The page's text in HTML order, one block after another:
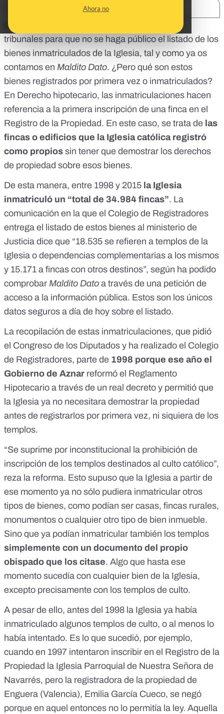
Ahora no
El Ministerio de Justicia ha recurrido ante los
tribunales para que no se haga público el listado de los
bienes inmatriculados de la Iglesia, tal y como ya os
contamos en Maldito Dato. ¿Pero qué son estos
bienes registrados por primera vez o inmatriculados?
En Derecho hipotecario, las inmatriculaciones hacen
referencia a la primera inscripción de una finca en el
Registro de la Propiedad. En este caso, se trata de las
fincas o edificios que la Iglesia católica registró
como propios sin tener que demostrar los derechos
de propiedad sobre esos bienes.
De esta manera, entre 1998 y 2015 la Iglesia
inmatriculó un “total de 34.984 fincas”. La
comunicación en la que el Colegio de Registradores
entrega el listado de estos bienes al ministerio de
Justicia dice que “18.535 se refieren a templos de la
Iglesia o dependencias complementarias a los mismos
y 15.171 a fincas con otros destinos”, según ha podido
comprobar Maldito Dato a través de una petición de
acceso a la información pública. Estos son los únicos
datos seguros a día de hoy sobre el listado.
La recopilación de estas inmatriculaciones, que pidió
el Congreso de los Diputados y ha realizado el Colegio
de Registradores, parte de 1998 porque ese año el
Gobierno de Aznar reformó el Reglamento
Hipotecario a través de un real decreto y permitió que
la Iglesia ya no necesitara demostrar la propiedad
antes de registrarlos por primera vez, ni siquiera de los
templos.
“Se suprime por inconstitucional la prohibición de
inscripción de los templos destinados al culto católico”,
reza la reforma. Esto supuso que la Iglesia a partir de
ese momento ya no sólo pudiera inmatricular otros
tipos de bienes, como podían ser casas, fincas rurales,
monumentos o cualquier otro tipo de bien inmueble.
Sino que ya podían inmatricular también los templos
simplemente con un documento del propio
obispado que los citase. Algo que hasta ese
momento sucedía con cualquier bien de la Iglesia,
excepto precisamente con los templos de culto.
A pesar de ello, antes del 1998 la Iglesia ya había
inmatriculado algunos templos de culto, o al menos lo
había intentado. Es lo que sucedió, por ejemplo,
cuando en 1997 intentaron inscribir en el Registro de la
Propiedad la Iglesia Parroquial de Nuestra Señora de
Navarrés, pero la registradora de la propiedad de
Enguera (Valencia), Emilia García Cueco, se negó
porque en aquel entonces no lo permitía la ley. Aquella